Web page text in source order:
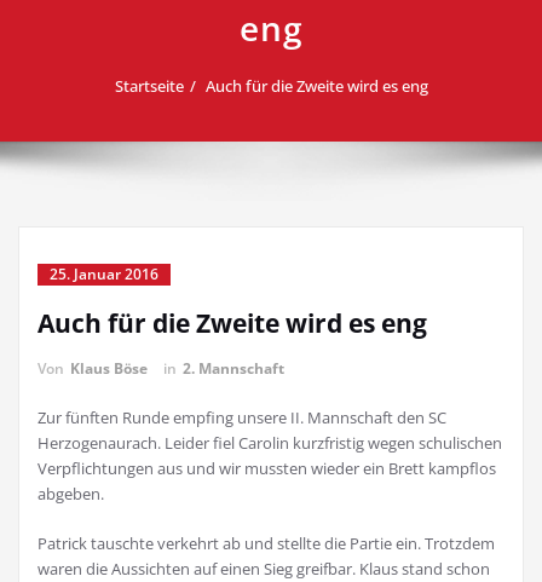
eng
Startseite Auch für die Zweite wird es eng
25. Januar 2016
Auch für die Zweite wird es eng
Von Klaus Böse in 2. Mannschaft
Zur fünften Runde empfing unsere II. Mannschaft den SC
Herzogenaurach. Leider fiel Carolin kurzfristig wegen schulischen
Verpflichtungen aus und wir mussten wieder ein Brett kampflos
abgeben.
Patrick tauschte verkehrt ab und stellte die Partie ein. Trotzdem
waren die Aussichten auf einen Sieg greifbar. Klaus stand schon